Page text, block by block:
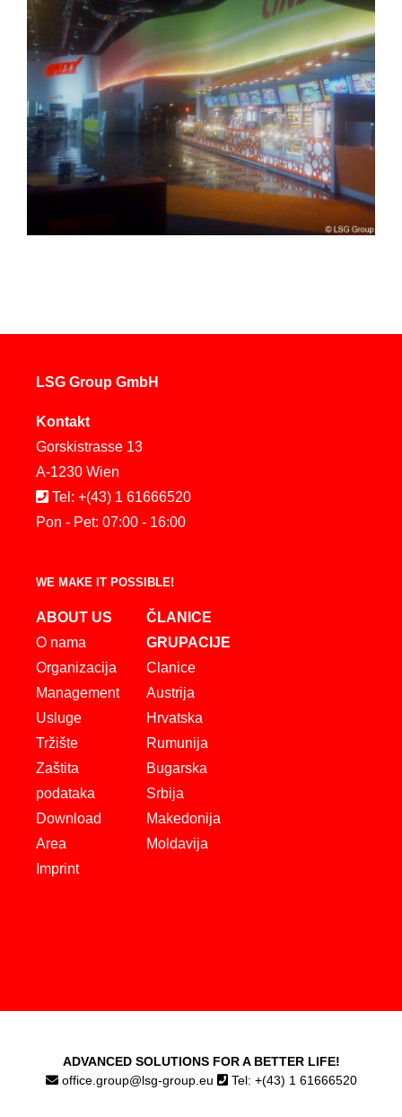
LSG Group GmbH
Kontakt
Gorskistrasse 13
A-1230 Wien
Tel: +(43) 1 61666520
Pon - Pet: 07:00 - 16:00
WE MAKE IT POSSIBLE!
ABOUT US
O nama
Organizacija
Management
Usluge
Tržište
Zaštita
podataka
Download
Area
Imprint
ČLANICE
GRUPACIJE
Clanice
Austrija
Hrvatska
Rumunija
Bugarska
Srbija
Makedonija
Moldavija
ADVANCED SOLUTIONS FOR A BETTER LIFE!
office.group@lsg-group.eu
Tel: +(43) 1 61666520